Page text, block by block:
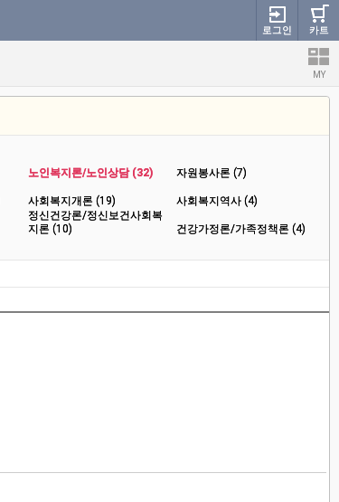
카트
로그인
MY
노인복지론/노인상담 (32)
자원봉사론 (7)
사회복지개론 (19) 사회복지역사 (4)
정신건강론/정신보건사회복
지론 (10)
건강가정론/가족정책론 (4)